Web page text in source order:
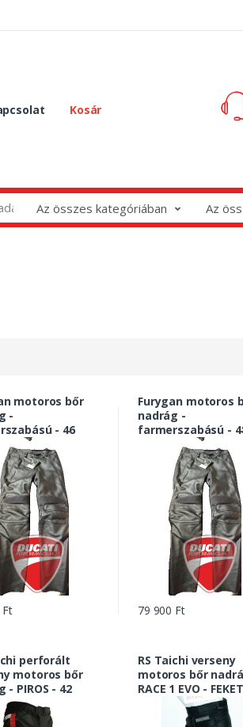
Kosár
Az összes kategóriában Az
motoros bőr
-
- 46
Ft
Furygan motoros
nadrág -
farmerszabású -
79 900 Ft
perforált
motoros bőr
- PIROS - 42
RS Taichi verseny
motoros bőr
RACE 1 EVO -